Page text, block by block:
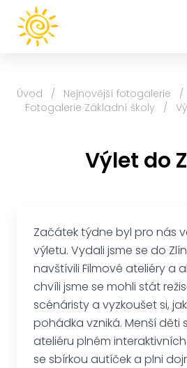
Úvod / Nejnovější fotogalerie
/
Fotogalerie Základní školy
/
Výlet do
Začátek týdne byl pro nás
výletu. Vydali jsme se do
navštívili Filmové ateliéry a
chvíli jsme se mohli stát
scénáristy a vyzkoušet si,
pohádka vzniká. Menší děti
ateliéru plném
se sbírkou autíček a plni